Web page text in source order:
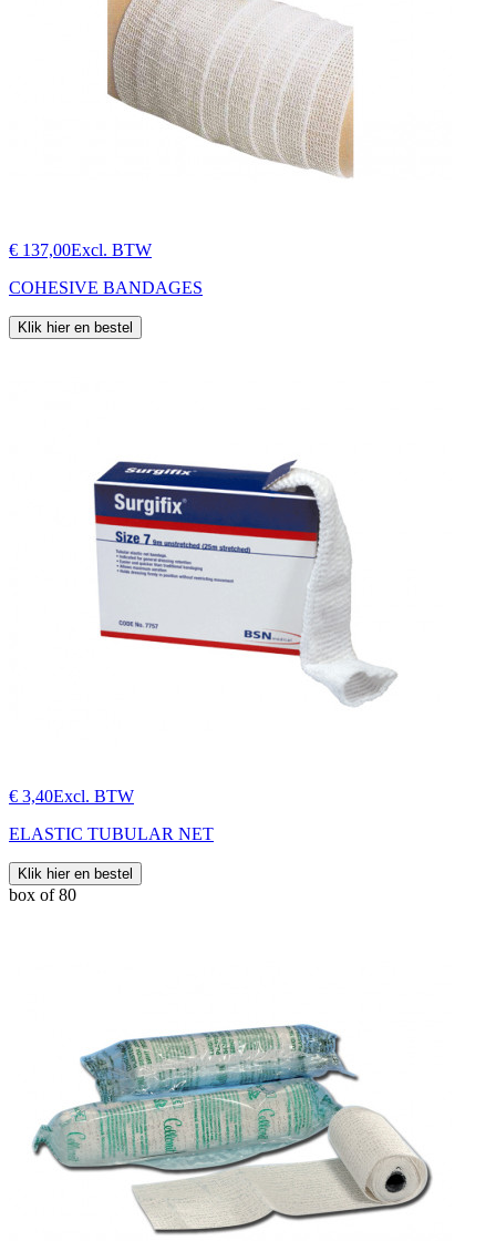
€ 137,00Excl. BTW
COHESIVE BANDAGES
Klik hier en bestel
€ 3,40Excl. BTW
ELASTIC TUBULAR NET
Klik hier en bestel
box of 80